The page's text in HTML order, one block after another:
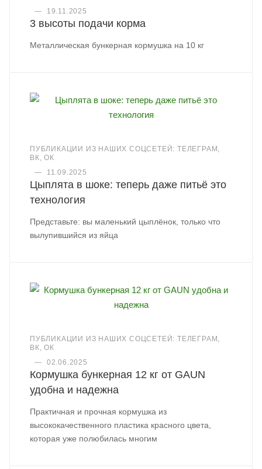
—
19.11.2025
3 высоты подачи корма
Металлическая бункерная кормушка на 10 кг
ПУБЛИКАЦИИ ИЗ НАШИХ СОЦСЕТЕЙ: ТЕЛЕГРАМ,
ВК, ОК
—
11.09.2025
Цыплята в шоке: теперь даже питьё это
технология
Представьте: вы маленький цыплёнок, только что
вылупившийся из яйца
ПУБЛИКАЦИИ ИЗ НАШИХ СОЦСЕТЕЙ: ТЕЛЕГРАМ,
ВК, ОК
—
02.06.2025
Кормушка бункерная 12 кг от GAUN
удобна и надежна
Практичная и прочная кормушка из
высококачественного пластика красного цвета,
которая уже полюбилась многим